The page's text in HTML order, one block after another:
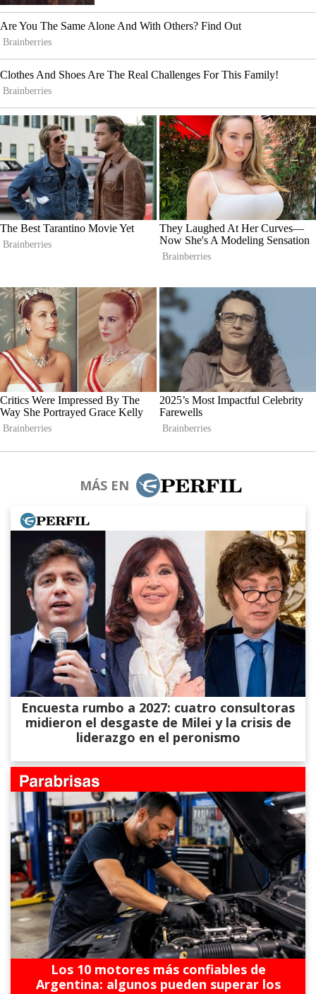
MÁS EN
Encuesta rumbo a 2027: cuatro consultoras
midieron el desgaste de Milei y la crisis de
liderazgo en el peronismo
Los 10 motores más confiables de
Argentina: algunos pueden superar los